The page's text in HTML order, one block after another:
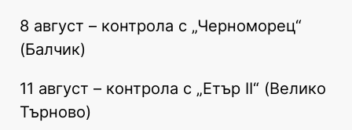
8 август – контрола с „Черноморец“
(Балчик)
11 август – контрола с „Етър II“ (Велико
Търново)